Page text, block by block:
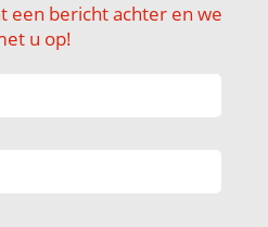
een bericht achter en we
u op!